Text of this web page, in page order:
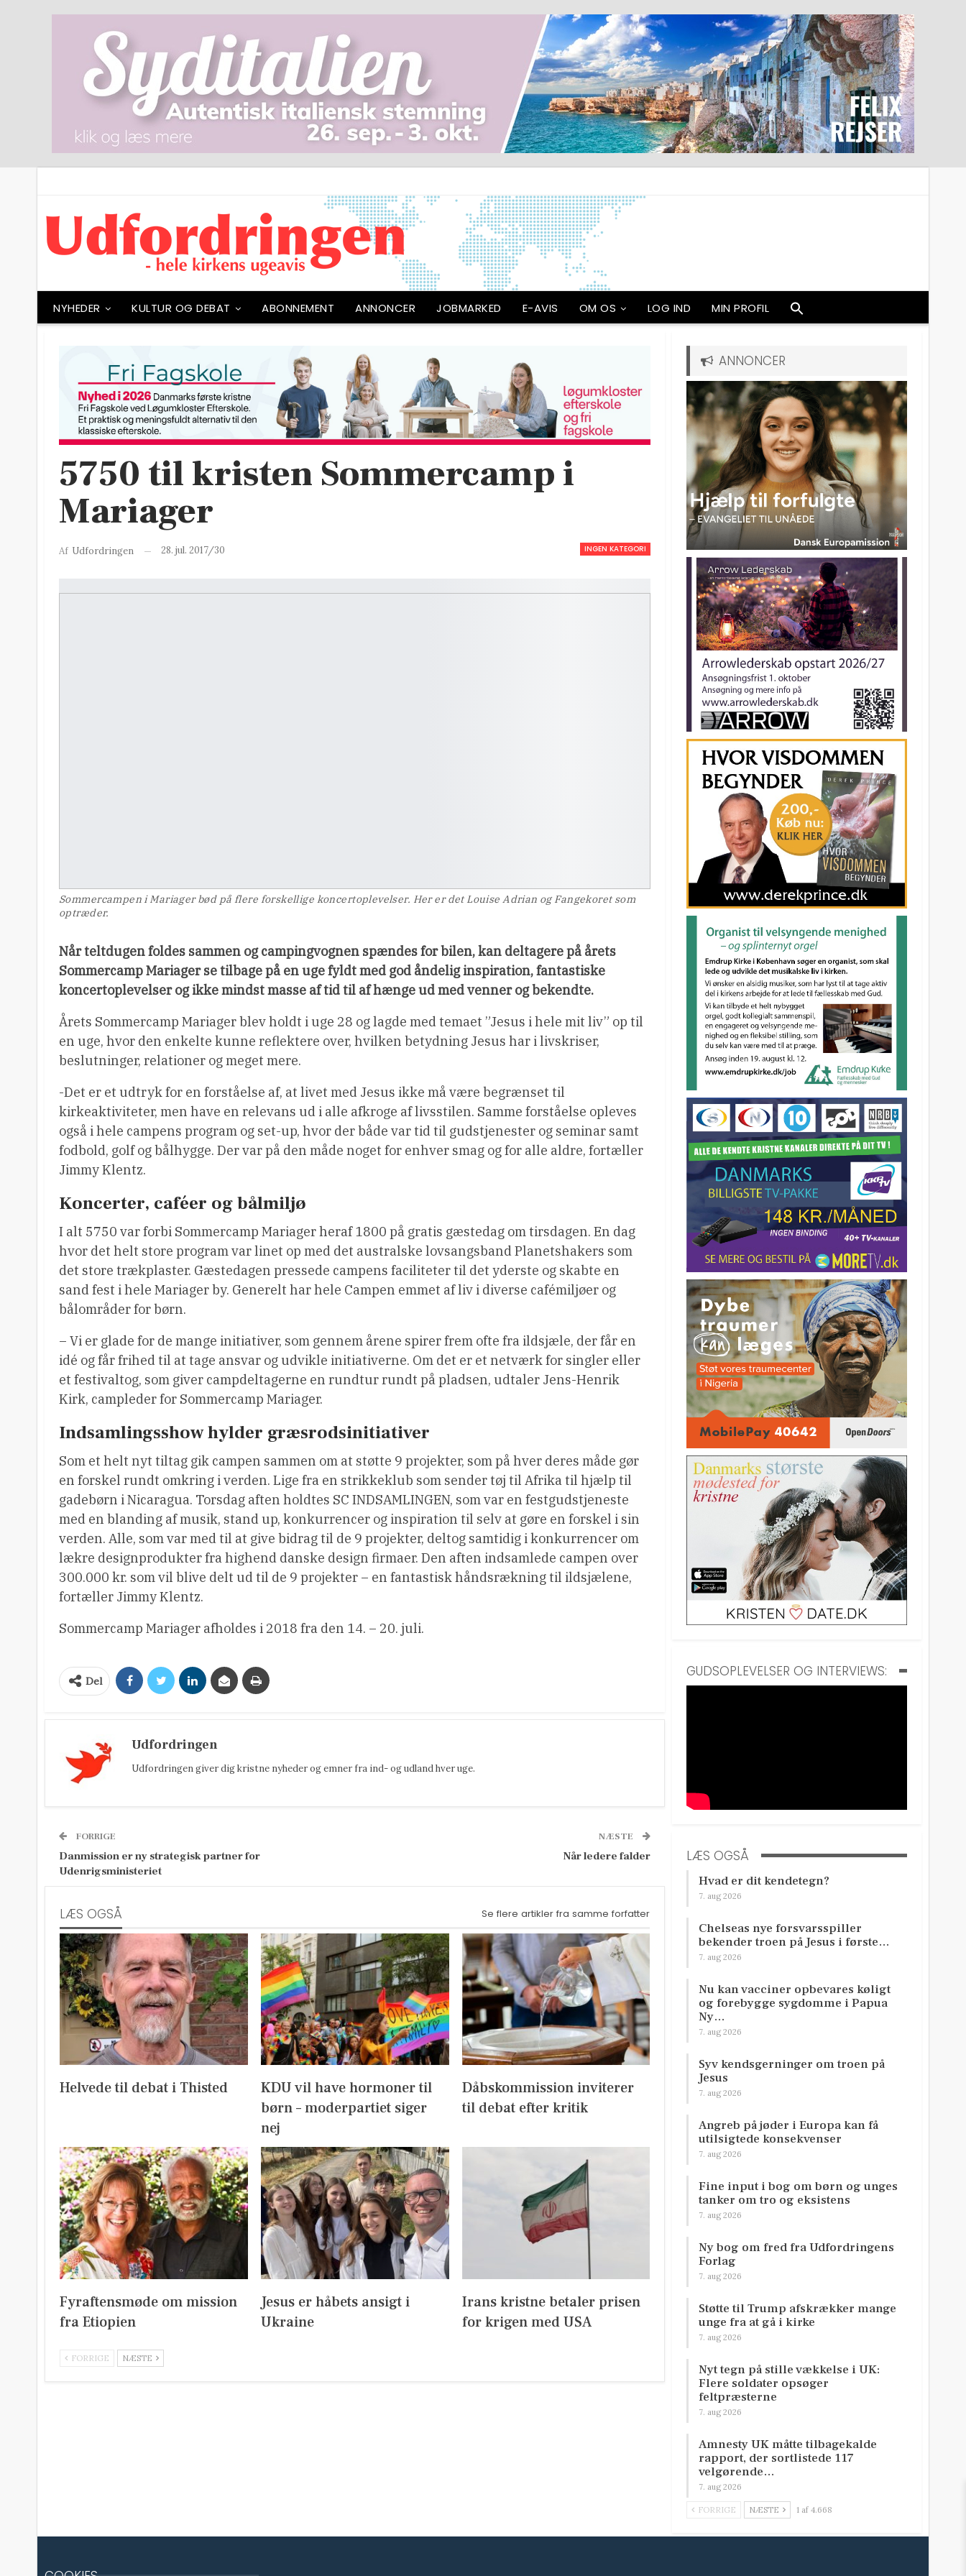
NYHEDER KULTUR OG DEBAT ABONNEMENT ANNONCER JOBMARKED E-AVIS OM OS LOG IND MIN PROFIL
5750 til kristen Sommercamp i
Mariager
INGEN KATEGORI
Af Udfordringen 28. jul. 2017/30
Sommercampen i Mariager bød på flere forskellige koncertoplevelser. Her er det Louise Adrian og Fangekoret som
optræder.
Når teltdugen foldes sammen og campingvognen spændes for bilen, kan deltagere på årets
Sommercamp Mariager se tilbage på en uge fyldt med god åndelig inspiration, fantastiske
koncertoplevelser og ikke mindst masse af tid til af hænge ud med venner og bekendte.
Årets Sommercamp Mariager blev holdt i uge 28 og lagde med temaet ”Jesus i hele mit liv” op til
en uge, hvor den enkelte kunne reflektere over, hvilken betydning Jesus har i livskriser,
beslutninger, relationer og meget mere.
-Det er et udtryk for en forståelse af, at livet med Jesus ikke må være begrænset til
kirkeaktiviteter, men have en relevans ud i alle afkroge af livsstilen. Samme forståelse opleves
også i hele campens program og set-up, hvor der både var tid til gudstjenester og seminar samt
fodbold, golf og bålhygge. Der var på den måde noget for enhver smag og for alle aldre, fortæller
Jimmy Klentz.
Koncerter, caféer og bålmiljø
I alt 5750 var forbi Sommercamp Mariager heraf 1800 på gratis gæstedag om tirsdagen. En dag
hvor det helt store program var linet op med det australske lovsangsband Planetshakers som
det store trækplaster. Gæstedagen pressede campens faciliteter til det yderste og skabte en
sand fest i hele Mariager by. Generelt har hele Campen emmet af liv i diverse cafémiljøer og
bålområder for børn.
– Vi er glade for de mange initiativer, som gennem årene spirer frem ofte fra ildsjæle, der får en
idé og får frihed til at tage ansvar og udvikle initiativerne. Om det er et netværk for singler eller
et festivaltog, som giver campdeltagerne en rundtur rundt på pladsen, udtaler Jens-Henrik
Kirk, campleder for Sommercamp Mariager.
Indsamlingsshow hylder græsrodsinitiativer
Som et helt nyt tiltag gik campen sammen om at støtte 9 projekter, som på hver deres måde gør
en forskel rundt omkring i verden. Lige fra en strikkeklub som sender tøj til Afrika til hjælp til
gadebørn i Nicaragua. Torsdag aften holdtes SC INDSAMLINGEN, som var en festgudstjeneste
med en blanding af musik, stand up, konkurrencer og inspiration til selv at gøre en forskel i sin
verden. Alle, som var med til at give bidrag til de 9 projekter, deltog samtidig i konkurrencer om
lækre designprodukter fra highend danske design firmaer. Den aften indsamlede campen over
300.000 kr. som vil blive delt ud til de 9 projekter – en fantastisk håndsrækning til ildsjælene,
fortæller Jimmy Klentz.
Sommercamp Mariager afholdes i 2018 fra den 14. – 20. juli.
Del
Udfordringen
Udfordringen giver dig kristne nyheder og emner fra ind- og udland hver uge.
FORRIGE
Danmission er ny strategisk partner for
Udenrigsministeriet
NÆSTE
Når ledere falder
LÆS OGSÅ Se flere artikler fra samme forfatter
Helvede til debat i Thisted
KDU vil have hormoner til
børn – moderpartiet siger
nej
Dåbskommission inviterer
til debat efter kritik
Fyraftensmøde om mission
fra Etiopien
Jesus er håbets ansigt i
Ukraine
Irans kristne betaler prisen
for krigen med USA
FORRIGE NÆSTE
ANNONCER
GUDSOPLEVELSER OG INTERVIEWS:
LÆS OGSÅ
Hvad er dit kendetegn?
7. aug 2026
Chelseas nye forsvarsspiller
bekender troen på Jesus i første…
7. aug 2026
Nu kan vacciner opbevares køligt
og forebygge sygdomme i Papua
Ny…
7. aug 2026
Syv kendsgerninger om troen på
Jesus
7. aug 2026
Angreb på jøder i Europa kan få
utilsigtede konsekvenser
7. aug 2026
Fine input i bog om børn og unges
tanker om tro og eksistens
7. aug 2026
Ny bog om fred fra Udfordringens
Forlag
7. aug 2026
Støtte til Trump afskrækker mange
unge fra at gå i kirke
7. aug 2026
Nyt tegn på stille vækkelse i UK:
Flere soldater opsøger
feltpræsterne
7. aug 2026
Amnesty UK måtte tilbagekalde
rapport, der sortlistede 117
velgørende…
7. aug 2026
FORRIGE NÆSTE 1 af 4.668